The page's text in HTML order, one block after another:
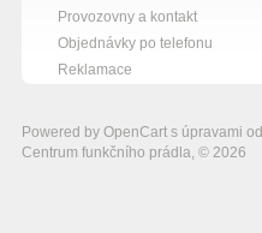
Provozovny a kontakt
Objednávky po telefonu
Reklamace
Powered by OpenCart s úpravami od
Centrum funkčního prádla, © 2026